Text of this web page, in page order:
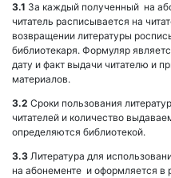
3.1 За каждый полученный на
читатель расписывается на
возвращении литературы
библиотекаря. Формуляр
дату и факт выдачи читателю и
материалов.
3.2 Сроки пользования
читателей и количество
определяются библиотекой.
3.3 Литература для
на абонементе и оформляется в